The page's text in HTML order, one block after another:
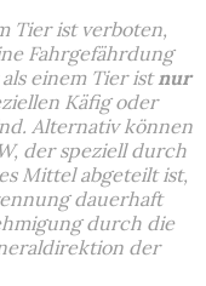
Tier ist verboten,
Fahrgefährdung
einem Tier istnur
Käfig oder
Alternativ können
der speziell durch
Mittel abgeteilt ist,
dauerhaft
durch die
der